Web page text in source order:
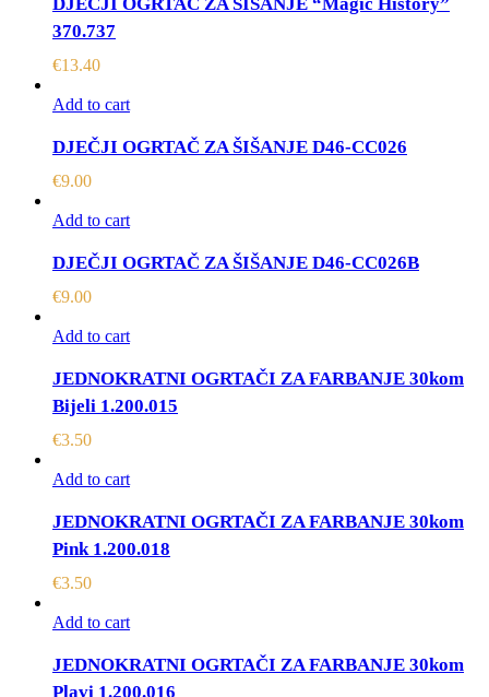
DJEČJI OGRTAČ ZA ŠIŠANJE “Magic History”
370.737
€13.40
Add to cart
DJEČJI OGRTAČ ZA ŠIŠANJE D46-CC026
€9.00
Add to cart
DJEČJI OGRTAČ ZA ŠIŠANJE D46-CC026B
€9.00
Add to cart
JEDNOKRATNI OGRTAČI ZA FARBANJE 30kom
Bijeli 1.200.015
€3.50
Add to cart
JEDNOKRATNI OGRTAČI ZA FARBANJE 30kom
Pink 1.200.018
€3.50
Add to cart
JEDNOKRATNI OGRTAČI ZA FARBANJE 30kom
Plavi 1.200.016